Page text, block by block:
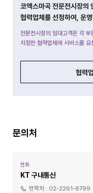
코엑스마곡 전문전시장의
협력업체를 선정하여, 운
전문전시장의 임대고객은 각
지정한 협력업체에 서비스를 요
협력
문의처
전화
KT 구내통신
연락처 : 02-2261-6799